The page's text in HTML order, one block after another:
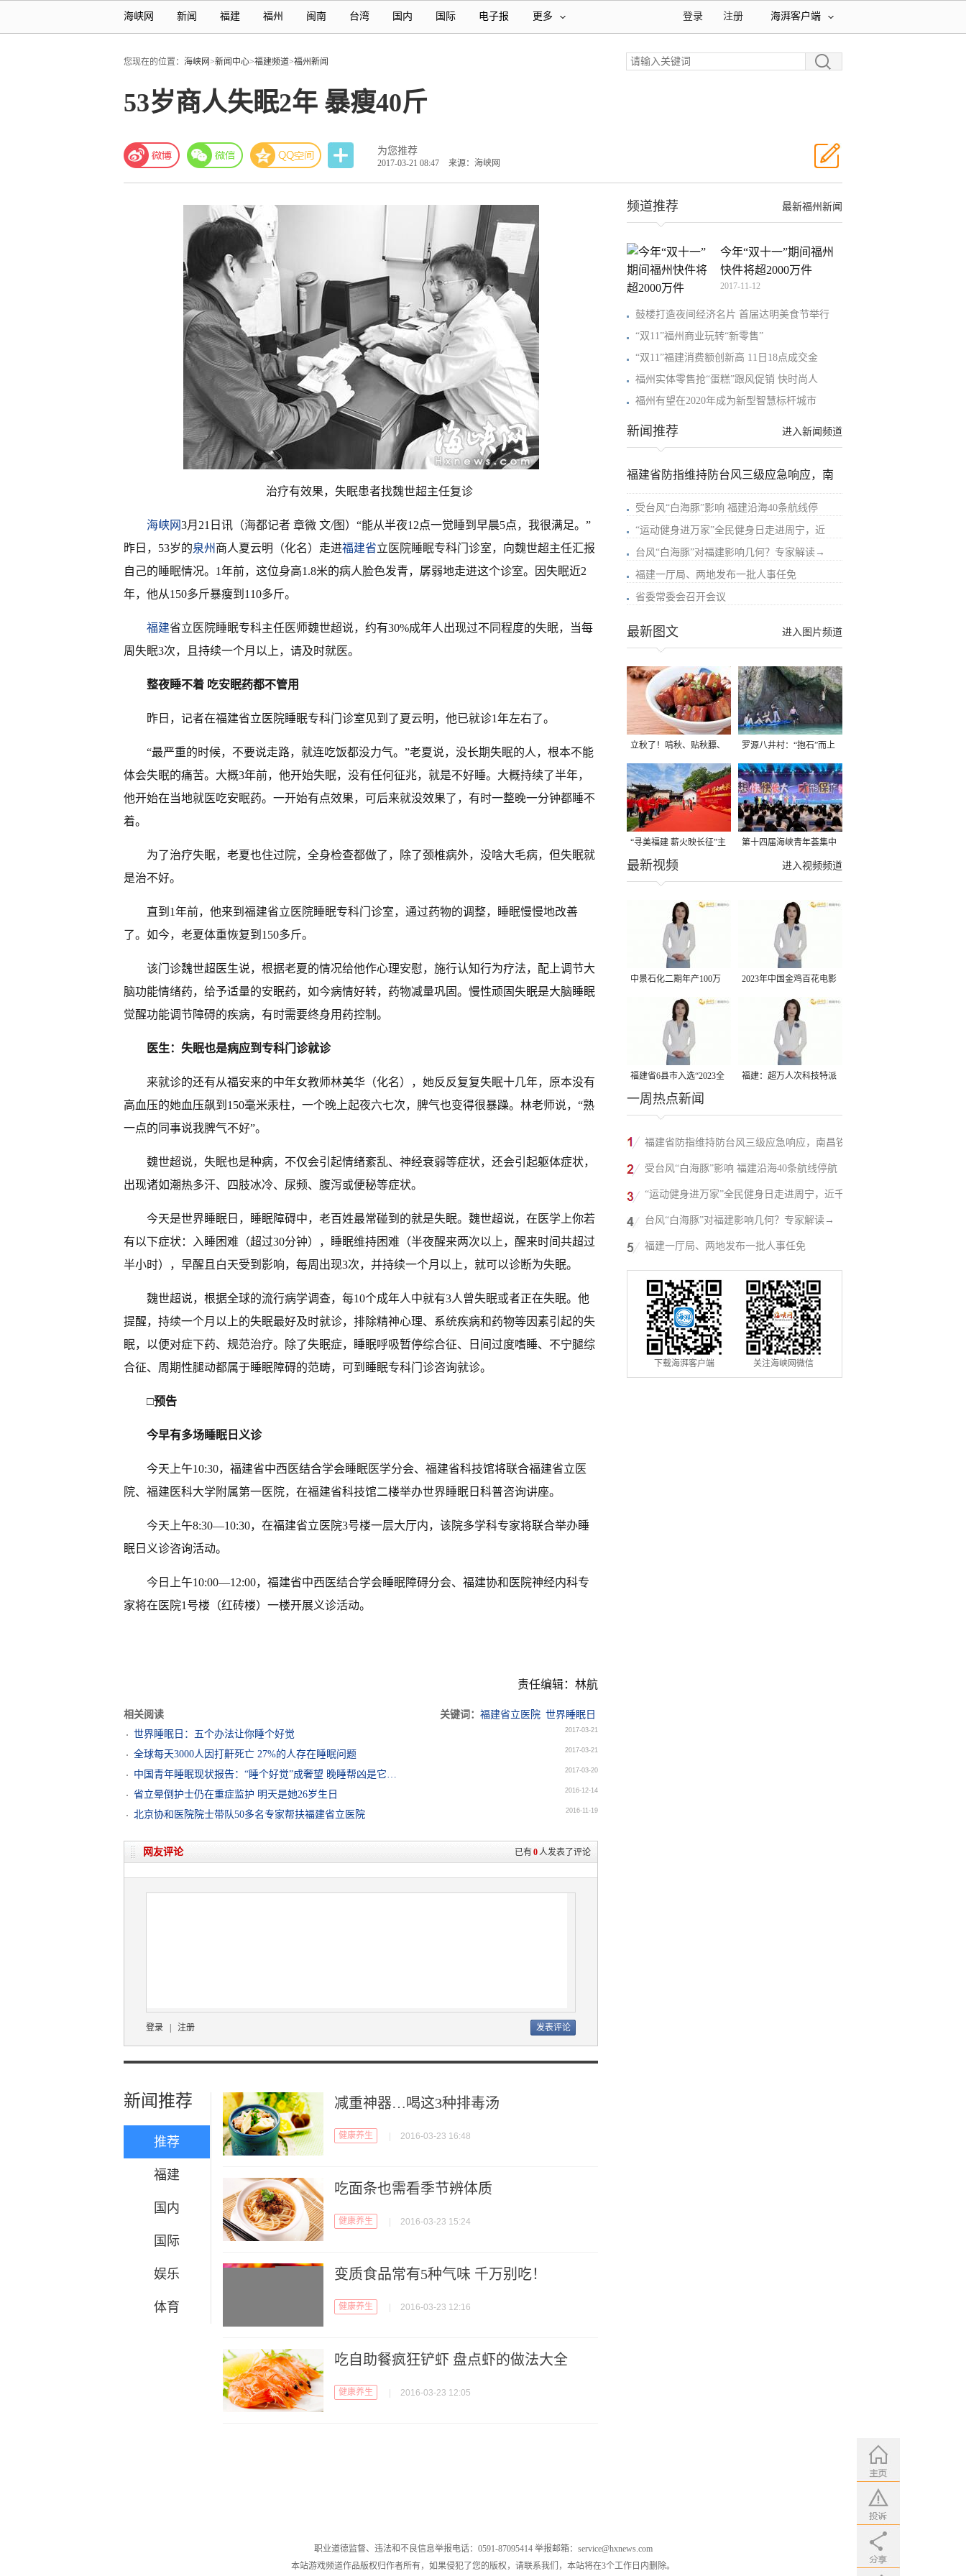
海峡网 新闻 福建 福州 闽南 台湾 国内 国际 电子报 更多 海湃客户端
注册
登录
您现在的位置： 海峡网>新闻中心>福建频道>福州新闻
53岁商人失眠2年 暴瘦40斤
为您推荐
2017-03-21 08:47 来源：海峡网
治疗有效果，失眠患者找魏世超主任复诊
海峡网3月21日讯（海都记者 章微 文/图）“能从半夜12点一觉睡到早晨5点，我很满足。”
昨日，53岁的泉州 商人夏云明（化名）走进福建省立医院睡眠专科门诊室，向魏世超主任汇报
自己的睡眠情况。1年前，这位身高1.8米的病人脸色发青，孱弱地走进这个诊室。因失眠近2
年，他从150多斤暴瘦到110多斤。
福建省立医院睡眠专科主任医师魏世超说，约有30%成年人出现过不同程度的失眠，当每
周失眠3次，且持续一个月以上，请及时就医。
整夜睡不着 吃安眠药都不管用
昨日，记者在福建省立医院睡眠专科门诊室见到了夏云明，他已就诊1年左右了。
“最严重的时候，不要说走路，就连吃饭都没力气。”老夏说，没长期失眠的人，根本不能
体会失眠的痛苦。大概3年前，他开始失眠，没有任何征兆，就是不好睡。大概持续了半年，
他开始在当地就医吃安眠药。一开始有点效果，可后来就没效果了，有时一整晚一分钟都睡不
着。
为了治疗失眠，老夏也住过院，全身检查都做了，除了颈椎病外，没啥大毛病，但失眠就
是治不好。
直到1年前，他来到福建省立医院睡眠专科门诊室，通过药物的调整，睡眠慢慢地改善
了。如今，老夏体重恢复到150多斤。
该门诊魏世超医生说，根据老夏的情况给他作心理安慰，施行认知行为疗法，配上调节大
脑功能情绪药，给予适量的安眠药，如今病情好转，药物减量巩固。慢性顽固失眠是大脑睡眠
觉醒功能调节障碍的疾病，有时需要终身用药控制。
医生：失眠也是病应到专科门诊就诊
来就诊的还有从福安来的中年女教师林美华（化名），她反反复复失眠十几年，原本没有
高血压的她血压飙到150毫米汞柱，一个晚上起夜六七次，脾气也变得很暴躁。林老师说，“熟
一点的同事说我脾气不好”。
魏世超说，失眠也是种病，不仅会引起情绪紊乱、神经衰弱等症状，还会引起躯体症状，
出现诸如潮热多汗、四肢冰冷、尿频、腹泻或便秘等症状。
今天是世界睡眠日，睡眠障碍中，老百姓最常碰到的就是失眠。魏世超说，在医学上你若
有以下症状：入睡困难（超过30分钟），睡眠维持困难（半夜醒来两次以上，醒来时间共超过
半小时），早醒且白天受到影响，每周出现3次，并持续一个月以上，就可以诊断为失眠。
魏世超说，根据全球的流行病学调查，每10个成年人中就有3人曾失眠或者正在失眠。他
提醒，持续一个月以上的失眠最好及时就诊，排除精神心理、系统疾病和药物等因素引起的失
眠，以便对症下药、规范治疗。除了失眠症，睡眠呼吸暂停综合征、日间过度嗜睡、不宁腿综
合征、周期性腿动都属于睡眠障碍的范畴，可到睡眠专科门诊咨询就诊。
□预告
今早有多场睡眠日义诊
今天上午10:30，福建省中西医结合学会睡眠医学分会、福建省科技馆将联合福建省立医
院、福建医科大学附属第一医院，在福建省科技馆二楼举办世界睡眠日科普咨询讲座。
今天上午8:30—10:30，在福建省立医院3号楼一层大厅内，该院多学科专家将联合举办睡
眠日义诊咨询活动。
今日上午10:00—12:00，福建省中西医结合学会睡眠障碍分会、福建协和医院神经内科专
家将在医院1号楼（红砖楼）一楼开展义诊活动。
责任编辑：林航
相关阅读 关键词： 福建省立医院 世界睡眠日
世界睡眠日：五个办法让你睡个好觉
2017-03-21
全球每天3000人因打鼾死亡 27%的人存在睡眠问题 2017-03-21
中国青年睡眠现状报告：“睡个好觉”成奢望 晚睡帮凶是它… 2017-03-20
省立晕倒护士仍在重症监护 明天是她26岁生日 2016-12-14
北京协和医院院士带队50多名专家帮扶福建省立医院 2016-11-19
已有0人发表了评论
网友评论
登录 注册
新闻推荐
推荐
福建
国内
国际
娱乐
体育
减重神器…喝这3种排毒汤
健康养生 2016-03-23 16:48
吃面条也需看季节辨体质
健康养生 2016-03-23 15:24
变质食品常有5种气味 千万别吃！
健康养生 2016-03-23 12:16
吃自助餐疯狂铲虾 盘点虾的做法大全
健康养生 2016-03-23 12:05
最新福州新闻
频道推荐
今年“双十一”期间福州
快件将超2000万件
2017-11-12
鼓楼打造夜间经济名片 首届达明美食节举行
“双11”福州商业玩转“新零售”
“双11”福建消费额创新高 11日18点成交金
福州实体零售抢“蛋糕”跟风促销 快时尚人
福州有望在2020年成为新型智慧标杆城市
进入新闻频道
新闻推荐
福建省防指维持防台风三级应急响应，南
受台风“白海豚”影响 福建沿海40条航线停
“运动健身进万家”全民健身日走进周宁，近
台风“白海豚”对福建影响几何？专家解读→
福建一厅局、两地发布一批人事任免
省委常委会召开会议
进入图片频道
最新图文
立秋了！啃秋、贴秋膘、
晒秋，福建人这样过才够
味→
罗源八井村：“抱石”而上
“寻美福建 薪火映长征”主
题活动在龙岩长汀启动
第十四届海峡青年荟集中
阶段活动在福州举行
进入视频频道
最新视频
中景石化二期年产100万
吨丙烷脱氢项目建成中交
2023年中国金鸡百花电影
节有福电影巡展31日启动
福建省6县市入选“2023全
国县域发展潜力百强县”
福建：超万人次科技特派
一周热点新闻
福建省防指维持防台风三级应急响应，南昌铁
路停运部分旅客列车→
受台风“白海豚”影响 福建沿海40条航线停航
“运动健身进万家”全民健身日走进周宁，近千
人徒步云端
台风“白海豚”对福建影响几何？专家解读→
福建一厅局、两地发布一批人事任免
下载海湃客户端 关注海峡网微信
职业道德监督、违法和不良信息举报电话：0591-87095414 举报邮箱：service@hxnews.com
本站游戏频道作品版权归作者所有，如果侵犯了您的版权，请联系我们，本站将在3个工作日内删除。